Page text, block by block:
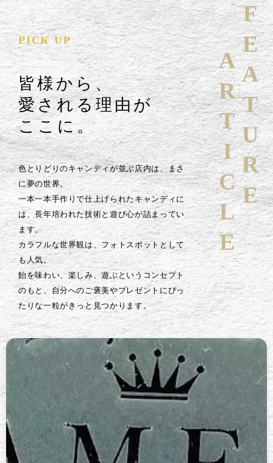
PICK UP
皆様から、
愛される理由が
ここに。
色とりどりのキャンディが並ぶ店内は、まさ
に夢の世界。
一本一本手作りで仕上げられたキャンディに
は、長年培われた技術と遊び心が詰まってい
ます。
カラフルな世界観は、フォトスポットとして
も人気。
飴を味わい、楽しみ、遊ぶというコンセプト
のもと、自分へのご褒美やプレゼントにぴっ
たりな一粒がきっと見つかります。
FEATURE
ARTICLE